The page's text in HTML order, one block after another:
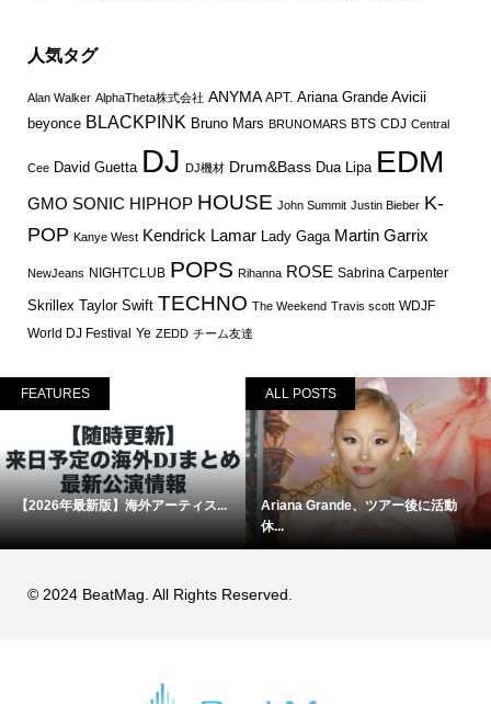
人気タグ
Alan Walker AlphaTheta株式会社 ANYMA APT. Ariana Grande Avicii
beyonce BLACKPINK Bruno Mars BRUNOMARS BTS CDJ Central
Cee David Guetta DJ DJ機材 Drum&Bass Dua Lipa EDM
GMO SONIC HIPHOP HOUSE John Summit Justin Bieber K-
POP Kanye West Kendrick Lamar Lady Gaga Martin Garrix
NewJeans NIGHTCLUB POPS Rihanna ROSE Sabrina Carpenter
Skrillex Taylor Swift TECHNO The Weekend Travis scott WDJF
World DJ Festival Ye ZEDD チーム友達
FEATURES
【2026年最新版】海外アーティス...
ALL POSTS
Ariana Grande、ツアー後に活動
休...
© 2024 BeatMag. All Rights Reserved.